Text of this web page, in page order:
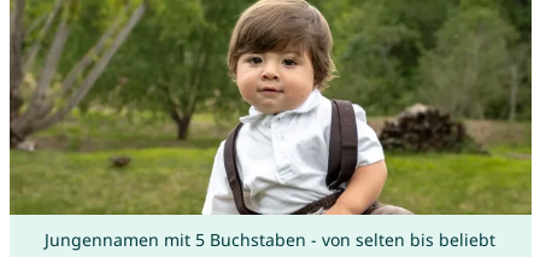
Jungennamen mit 5 Buchstaben - von selten bis beliebt